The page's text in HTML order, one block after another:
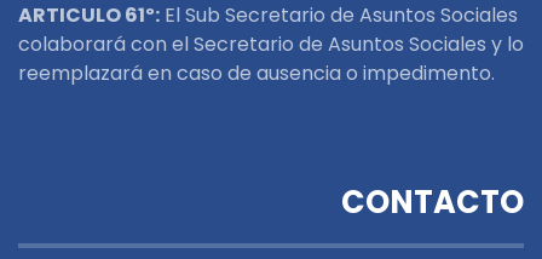
ARTICULO 61º: El Sub Secretario de Asuntos Sociales
colaborará con el Secretario de Asuntos Sociales y lo
reemplazará en caso de ausencia o impedimento.
CONTACTO